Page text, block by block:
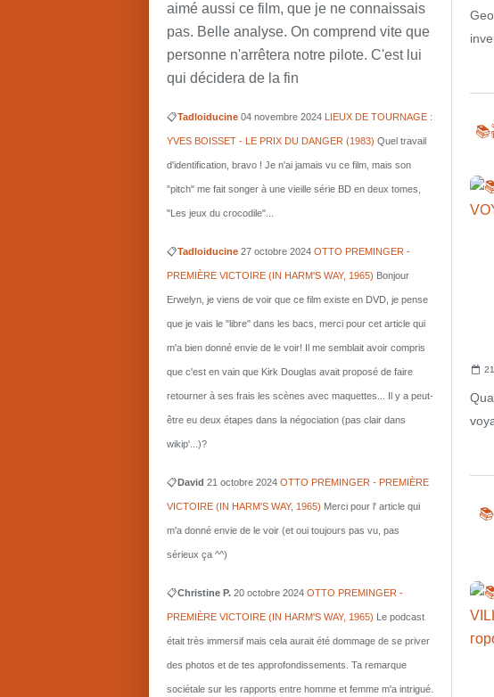
aimé aussi ce film, que je ne connaissais
pas. Belle analyse. On comprend vite que
personne n'arrêtera notre pilote. C'est lui
qui décidera de la fin
📋Tadloiducine 04 novembre 2024 LIEUX DE TOURNAGE :
YVES BOISSET - LE PRIX DU DANGER (1983) Quel travail
d'identification, bravo ! Je n'ai jamais vu ce film, mais son
"pitch" me fait songer à une vieille série BD en deux tomes,
"Les jeux du crocodile"...
📋Tadloiducine 27 octobre 2024 OTTO PREMINGER -
PREMIÈRE VICTOIRE (IN HARM'S WAY, 1965) Bonjour
Erwelyn, je viens de voir que ce film existe en DVD, je pense
que je vais le "libre" dans les bacs, merci pour cet article qui
m'a bien donné envie de le voir! Il me semblait avoir compris
que c'est en vain que Kirk Douglas avait proposé de faire
retourner à ses frais les scènes avec maquettes... Il y a peut-
être eu deux étapes dans la négociation (pas clair dans
wikip'...)?
📋David 21 octobre 2024 OTTO PREMINGER - PREMIÈRE
VICTOIRE (IN HARM'S WAY, 1965) Merci pour l' article qui
m'a donné envie de le voir (et oui toujours pas vu, pas
sérieux ça ^^)
📋Christine P. 20 octobre 2024 OTTO PREMINGER -
PREMIÈRE VICTOIRE (IN HARM'S WAY, 1965) Le podcast
était très immersif mais cela aurait été dommage de se priver
des photos et de tes approfondissements. Ta remarque
sociétale sur les rapports entre homme et femme m'a intrigué.